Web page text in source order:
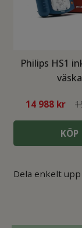
Philips HS1
väska
14 988 kr
KÖP
Dela enkelt